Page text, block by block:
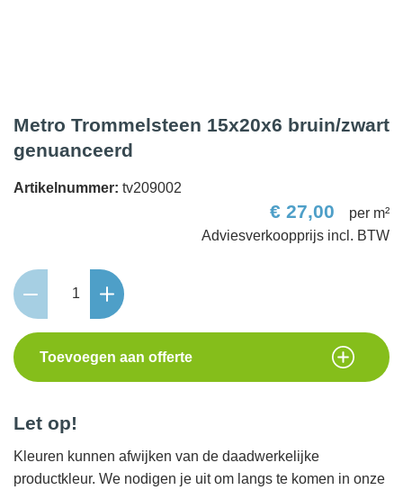
Metro Trommelsteen 15x20x6 bruin/zwart
genuanceerd
Artikelnummer: tv209002
€ 27,00 per m²
Metro
Trommelsteen
bruin/zwart
genuanceerd
Toevoegen aan offerte
Let op!
Kleuren kunnen afwijken van de daadwerkelijke
productkleur. We nodigen je uit om langs te komen in onze